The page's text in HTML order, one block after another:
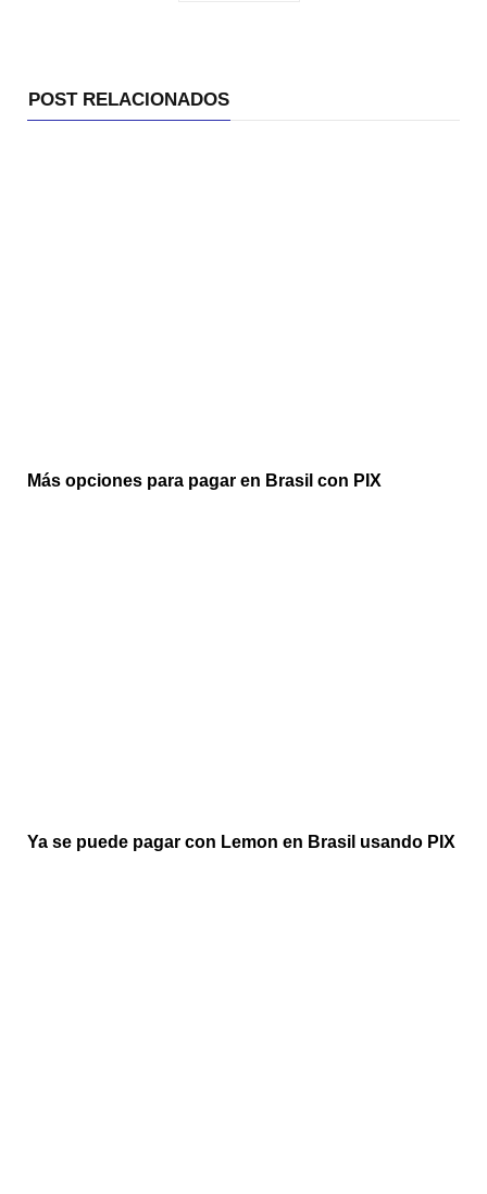
POST RELACIONADOS
Más opciones para pagar en Brasil con PIX
Ya se puede pagar con Lemon en Brasil usando PIX